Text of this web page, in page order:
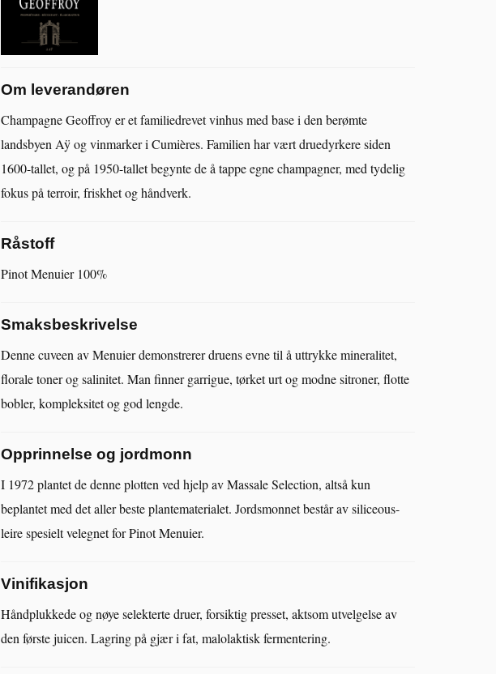
Om leverandøren
Champagne Geoffroy er et familiedrevet vinhus med base i den berømte
landsbyen Aÿ og vinmarker i Cumières. Familien har vært druedyrkere siden
1600-tallet, og på 1950-tallet begynte de å tappe egne champagner, med tydelig
fokus på terroir, friskhet og håndverk.
Råstoff
Pinot Menuier 100%
Smaksbeskrivelse
Denne cuveen av Menuier demonstrerer druens evne til å uttrykke mineralitet,
florale toner og salinitet. Man finner garrigue, tørket urt og modne sitroner, flotte
bobler, kompleksitet og god lengde.
Opprinnelse og jordmonn
I 1972 plantet de denne plotten ved hjelp av Massale Selection, altså kun
beplantet med det aller beste plantematerialet. Jordsmonnet består av siliceous-
leire spesielt velegnet for Pinot Menuier.
Vinifikasjon
Håndplukkede og nøye selekterte druer, forsiktig presset, aktsom utvelgelse av
den første juicen. Lagring på gjær i fat, malolaktisk fermentering.